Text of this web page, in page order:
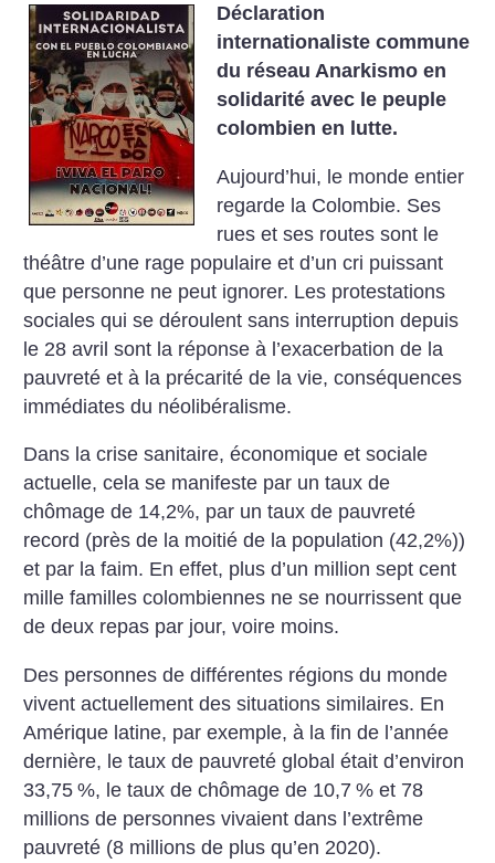
Déclaration
internationaliste commune
du réseau Anarkismo en
solidarité avec le peuple
colombien en lutte.
Aujourd’hui, le monde entier
regarde la Colombie. Ses
rues et ses routes sont le
théâtre d’une rage populaire et d’un cri puissant
que personne ne peut ignorer. Les protestations
sociales qui se déroulent sans interruption depuis
le 28 avril sont la réponse à l’exacerbation de la
pauvreté et à la précarité de la vie, conséquences
immédiates du néolibéralisme.
Dans la crise sanitaire, économique et sociale
actuelle, cela se manifeste par un taux de
chômage de 14,2%, par un taux de pauvreté
record (près de la moitié de la population (42,2%))
et par la faim. En effet, plus d’un million sept cent
mille familles colombiennes ne se nourrissent que
de deux repas par jour, voire moins.
Des personnes de différentes régions du monde
vivent actuellement des situations similaires. En
Amérique latine, par exemple, à la fin de l’année
dernière, le taux de pauvreté global était d’environ
33,75 %, le taux de chômage de 10,7 % et 78
millions de personnes vivaient dans l’extrême
pauvreté (8 millions de plus qu’en 2020).